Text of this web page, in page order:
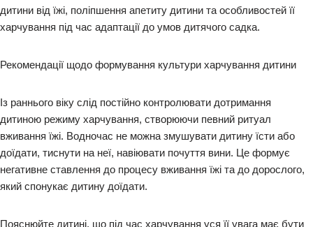
дитини від їжі, поліпшення апетиту дитини та особливостей її
харчування під час адаптації до умов дитячого садка.
Рекомендації щодо формування культури харчування дитини
Із раннього віку слід постійно контролювати дотримання
дитиною режиму харчування, створюючи певний ритуал
вживання їжі. Водночас не можна змушувати дитину їсти або
доїдати, тиснути на неї, навіювати почуття вини. Це формує
негативне ставлення до процесу вживання їжі та до дорослого,
який спонукає дитину доїдати.
Пояснюйте дитині, що під час харчування уся її увага має бути